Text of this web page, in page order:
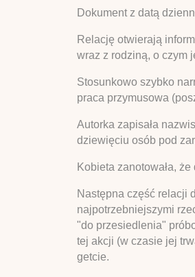
Dokument z datą
Relację otwierają
wraz z rodziną, o czym
Stosunkowo szybko
praca przymusowa
Autorka zapisała
dziewięciu osób pod
Kobieta zanotowała,
Następna część relacji
najpotrzebniejszymi
"do przesiedlenia"
tej akcji (w czasie jej
getcie.